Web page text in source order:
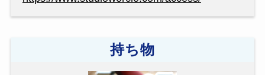
持ち物